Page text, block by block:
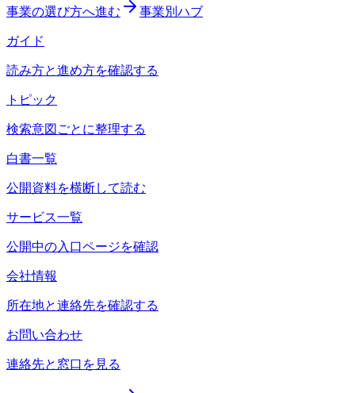
事業の選び方へ進む 事業別ハブ
ガイド
読み方と進め方を確認する
トピック
検索意図ごとに整理する
白書一覧
公開資料を横断して読む
サービス一覧
公開中の入口ページを確認
会社情報
所在地と連絡先を確認する
お問い合わせ
連絡先と窓口を見る